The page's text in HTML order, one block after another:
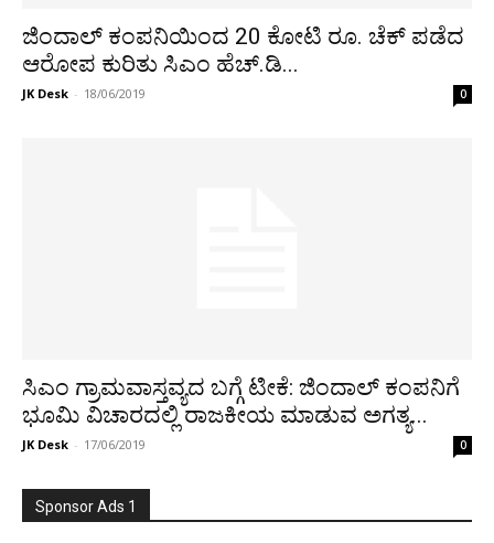
ಜಿಂದಾಲ್ ಕಂಪನಿಯಿಂದ 20 ಕೋಟಿ ರೂ. ಚೆಕ್ ಪಡೆದ
ಆರೋಪ ಕುರಿತು ಸಿಎಂ ಹೆಚ್.ಡಿ...
JK Desk - 18/06/2019 0
ಸಿಎಂ ಗ್ರಾಮವಾಸ್ತವ್ಯದ ಬಗ್ಗೆ ಟೀಕೆ: ಜಿಂದಾಲ್ ಕಂಪನಿಗೆ
ಭೂಮಿ ವಿಚಾರದಲ್ಲಿ ರಾಜಕೀಯ ಮಾಡುವ ಅಗತ್ಯ...
JK Desk - 17/06/2019 0
Sponsor Ads 1